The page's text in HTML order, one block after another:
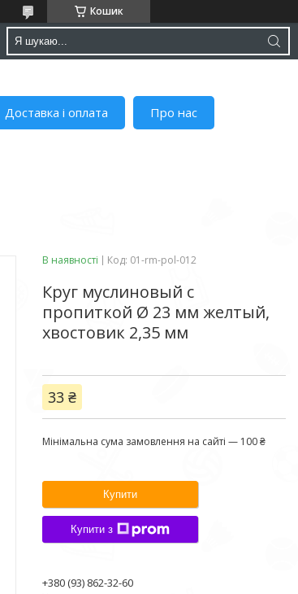
Кошик
Доставка і оплата Про нас
В наявності Код: 01-rm-pol-012
Круг муслиновый с
пропиткой Ø 23 мм желтый,
хвостовик 2,35 мм
33 ₴
Мінімальна сума замовлення на сайті — 100 ₴
Купити
Купити з
+380 (93) 862-32-60